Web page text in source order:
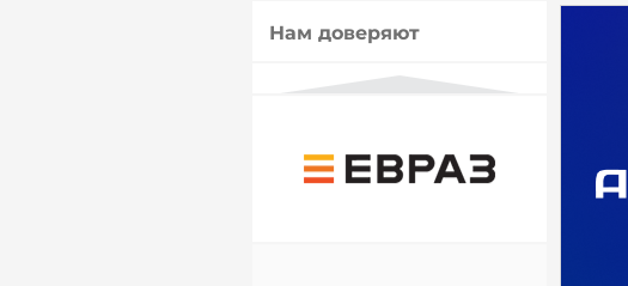
Нам доверяют